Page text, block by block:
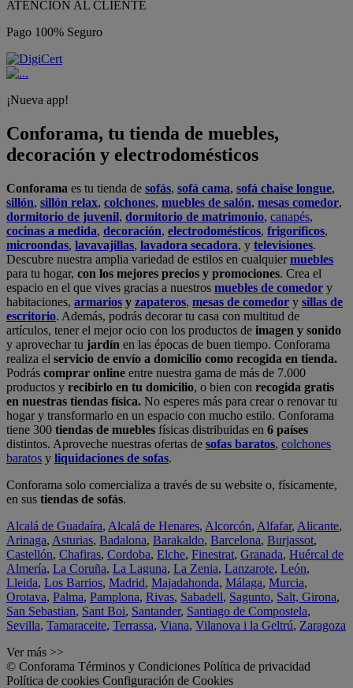
ATENCIÓN AL CLIENTE
Pago 100% Seguro
¡Nueva app!
Conforama, tu tienda de muebles,
decoración y electrodomésticos
Conforama es tu tienda de sofás, sofá cama, sofá chaise longue,
sillón, sillón relax, colchones, muebles de salón, mesas comedor,
dormitorio de juvenil, dormitorio de matrimonio, canapés,
cocinas a medida, decoración, electrodomésticos, frigoríficos,
microondas, lavavajillas, lavadora secadora, y televisiones.
Descubre nuestra amplia variedad de estilos en cualquiermuebles
para tu hogar, con los mejores precios y promociones. Crea el
espacio en el que vives gracias a nuestros muebles de comedor y
habitaciones, armarios y zapateros, mesas de comedor y sillas de
escritorio. Además, podrás decorar tu casa con multitud de
artículos, tener el mejor ocio con los productos de imagen y sonido
y aprovechar tu jardín en las épocas de buen tiempo. Conforama
realiza el servicio de envío a domicilio como recogida en tienda.
Podrás comprar online entre nuestra gama de más de 7.000
productos y recibirlo en tu domicilio, o bien con recogida gratis
en nuestras tiendas física. No esperes más para crear o renovar tu
hogar y transformarlo en un espacio con mucho estilo. Conforama
tiene 300 tiendas de muebles físicas distribuidas en 6 países
distintos. Aproveche nuestras ofertas de sofas baratos, colchones
baratos y liquidaciones de sofas.
Conforama solo comercializa a través de su website o, físicamente,
en sus tiendas de sofás.
Alcalá de Guadaíra, Alcalá de Henares, Alcorcón, Alfafar, Alicante,
Arinaga, Asturias, Badalona, Barakaldo, Barcelona, Burjassot,
Castellón, Chafiras, Cordoba, Elche, Finestrat, Granada, Huércal de
Almería, La Coruña, La Laguna, La Zenia, Lanzarote, León,
Lleida, Los Barrios, Madrid, Majadahonda, Málaga, Murcia,
Orotava, Palma, Pamplona, Rivas, Sabadell, Sagunto, Salt, Girona,
San Sebastian, Sant Boi, Santander, Santiago de Compostela,
Sevilla, Tamaraceite, Terrassa, Viana, Vilanova i la Geltrú, Zaragoza
Ver más >>
© Conforama Términos y Condiciones Política de privacidad
Política de cookies Configuración de Cookies